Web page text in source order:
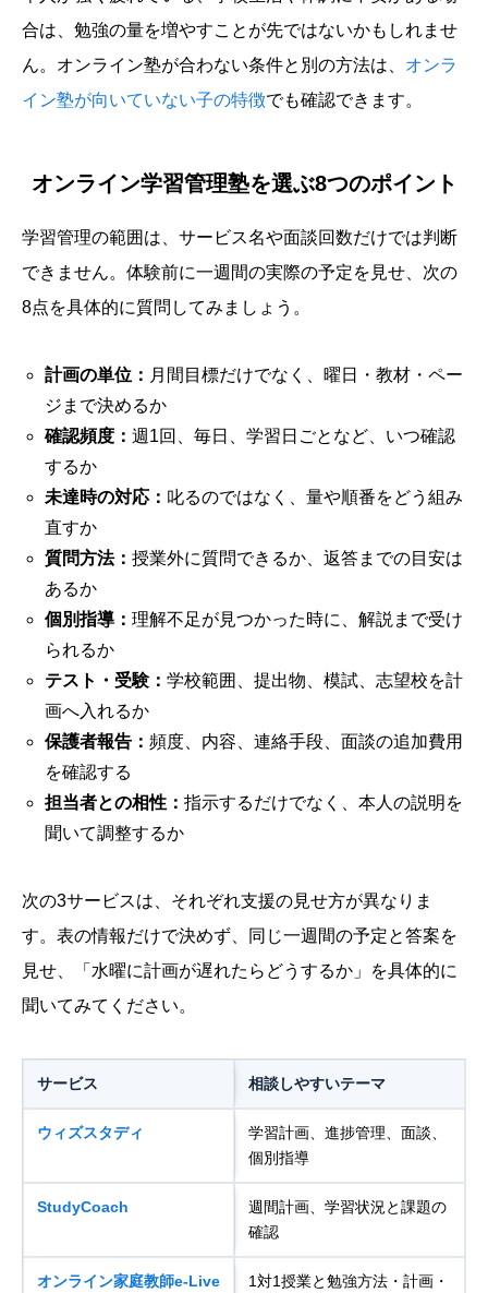
合は、勉強の量を増やすことが先ではないかもしれませ
ん。オンライン塾が合わない条件と別の方法は、 オンラ
イン塾が向いていない子の特徴でも確認できます。
オンライン学習管理塾を選ぶ8つのポイント
学習管理の範囲は、サービス名や面談回数だけでは判断
できません。体験前に一週間の実際の予定を見せ、次の
8点を具体的に質問してみましょう。
計画の単位： 月間目標だけでなく、曜日・教材・ペー
ジまで決めるか
確認頻度： 週1回、毎日、学習日ごとなど、いつ確認
するか
未達時の対応： 叱るのではなく、量や順番をどう組み
直すか
質問方法： 授業外に質問できるか、返答までの目安は
あるか
個別指導： 理解不足が見つかった時に、解説まで受け
られるか
テスト・受験： 学校範囲、提出物、模試、志望校を計
画へ入れるか
保護者報告： 頻度、内容、連絡手段、面談の追加費用
を確認する
担当者との相性： 指示するだけでなく、本人の説明を
聞いて調整するか
次の3サービスは、それぞれ支援の見せ方が異なりま
す。表の情報だけで決めず、同じ一週間の予定と答案を
見せ、「水曜に計画が遅れたらどうするか」を具体的に
聞いてみてください。
サービス 相談しやすいテーマ
ウィズスタディ
学習計画、進捗管理、面談、
個別指導
StudyCoach
週間計画、学習状況と課題の
確認
オンライン家庭教師e-Live
1対1授業と勉強方法・計画・